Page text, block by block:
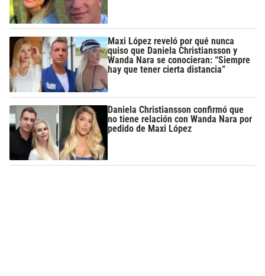
Maxi López reveló por qué nunca
quiso que Daniela Christiansson y
Wanda Nara se conocieran: “Siempre
hay que tener cierta distancia”
Daniela Christiansson confirmó que
no tiene relación con Wanda Nara por
pedido de Maxi López